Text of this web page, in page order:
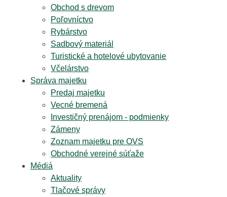
Obchod s drevom
Poľovníctvo
Rybárstvo
Sadbový materiál
Turistické a hotelové ubytovanie
Včelárstvo
Správa majetku
Predaj majetku
Vecné bremená
Investičný prenájom - podmienky
Zámeny
Zoznam majetku pre OVS
Obchodné verejné súťaže
Médiá
Aktuality
Tlačové správy